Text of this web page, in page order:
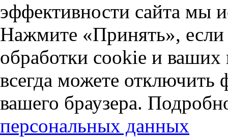
эффективности сайта мы
Нажмите «Принять», если
обработки cookie и
всегда можете отключить
вашего браузера.
персональных данных